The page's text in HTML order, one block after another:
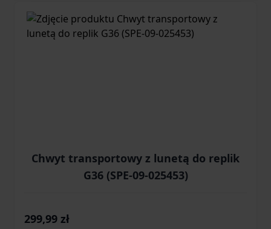
Chwyt transportowy z lunetą do replik
G36 (SPE-09-025453)
299,99 zł